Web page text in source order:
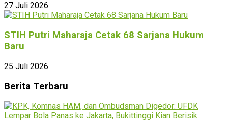
27 Juli 2026
STIH Putri Maharaja Cetak 68 Sarjana Hukum
Baru
25 Juli 2026
Berita Terbaru